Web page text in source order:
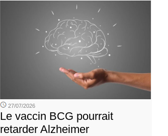
27/07/2026
Le vaccin BCG pourrait
retarder Alzheimer